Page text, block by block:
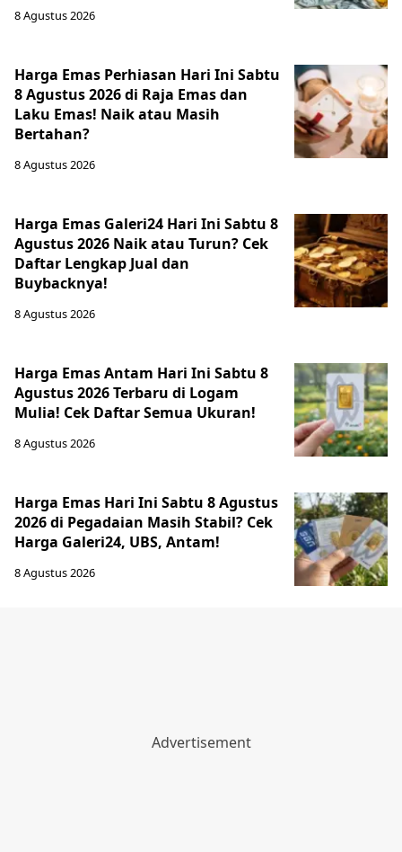
8 Agustus 2026
Harga Emas Perhiasan Hari Ini Sabtu
8 Agustus 2026 di Raja Emas dan
Laku Emas! Naik atau Masih
Bertahan?
8 Agustus 2026
Harga Emas Galeri24 Hari Ini Sabtu 8
Agustus 2026 Naik atau Turun? Cek
Daftar Lengkap Jual dan
Buybacknya!
8 Agustus 2026
Harga Emas Antam Hari Ini Sabtu 8
Agustus 2026 Terbaru di Logam
Mulia! Cek Daftar Semua Ukuran!
8 Agustus 2026
Harga Emas Hari Ini Sabtu 8 Agustus
2026 di Pegadaian Masih Stabil? Cek
Harga Galeri24, UBS, Antam!
8 Agustus 2026